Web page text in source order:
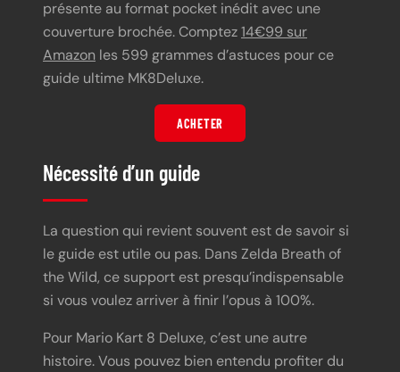
présente au format pocket inédit avec une
couverture brochée. Comptez14€99 sur
Amazon les 599 grammes d’astuces pour ce
guide ultime MK8Deluxe.
ACHETER
Nécessité d’un guide
La question qui revient souvent est de savoir si
le guide est utile ou pas. Dans Zelda Breath of
the Wild, ce support est presqu’indispensable
si vous voulez arriver à finir l’opus à 100%.
Pour Mario Kart 8 Deluxe, c’est une autre
histoire. Vous pouvez bien entendu profiter du